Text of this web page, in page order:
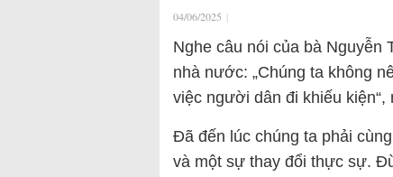
04/06/2025 |
Nghe câu nói của bà
nhà nước: „Chúng ta không
việc người dân đi khiếu
Đã đến lúc chúng ta phải
và một sự thay đổi thực sự.